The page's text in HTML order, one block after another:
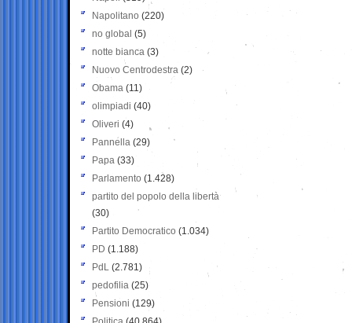
Napolitano (220)
no global (5)
notte bianca (3)
Nuovo Centrodestra (2)
Obama (11)
olimpiadi (40)
Oliveri (4)
Pannella (29)
Papa (33)
Parlamento (1.428)
partito del popolo della libertà
(30)
Partito Democratico (1.034)
PD (1.188)
PdL (2.781)
pedofilia (25)
Pensioni (129)